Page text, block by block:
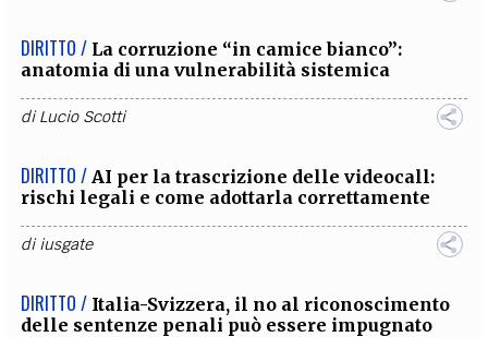
DIRITTO / La corruzione “in camice bianco”:
anatomia di una vulnerabilità sistemica
diLucio Scotti
DIRITTO / AI per la trascrizione delle videocall:
rischi legali e come adottarla correttamente
diiusgate
DIRITTO / Italia-Svizzera, il no al riconoscimento
delle sentenze penali può essere impugnato